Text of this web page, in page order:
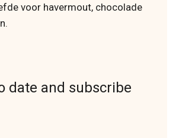
voor havermout, chocolade
date and subscribe